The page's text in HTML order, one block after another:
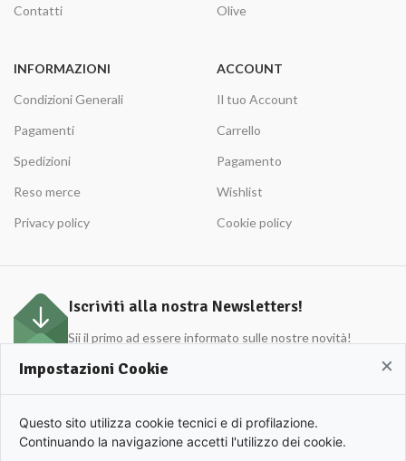
Contatti
Olive
INFORMAZIONI
Condizioni Generali
Pagamenti
Spedizioni
Reso merce
Privacy policy
ACCOUNT
Il tuo Account
Carrello
Pagamento
Wishlist
Cookie policy
Iscriviti alla nostra Newsletters!
Sii il primo ad essere informato sulle nostre novità!
reserved.
×
Impostazioni Cookie
Questo sito utilizza cookie tecnici e di profilazione.
Continuando la navigazione accetti l'utilizzo dei cookie.